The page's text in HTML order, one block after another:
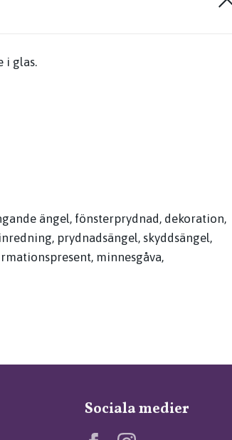
i glas.
ängel, fönsterprydnad, dekoration,
prydnadsängel, skyddsängel,
minnesgåva,
Sociala medier